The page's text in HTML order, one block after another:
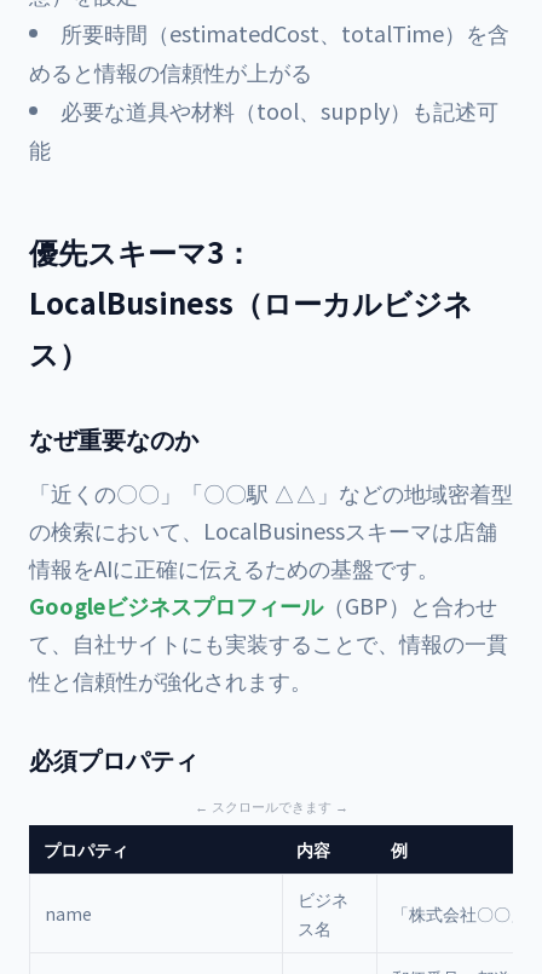
所要時間（estimatedCost、totalTime）を含
めると情報の信頼性が上がる
必要な道具や材料（tool、supply）も記述可
能
優先スキーマ3：
LocalBusiness（ローカルビジネ
ス）
なぜ重要なのか
「近くの〇〇」「〇〇駅 △△」などの地域密着型
の検索において、LocalBusinessスキーマは店舗
情報をAIに正確に伝えるための基盤です。
Googleビジネスプロフィール（GBP）と合わせ
て、自社サイトにも実装することで、情報の一貫
性と信頼性が強化されます。
必須プロパティ
プロパティ 内容 例
name
ビジネ
ス名
「株式会社〇〇」